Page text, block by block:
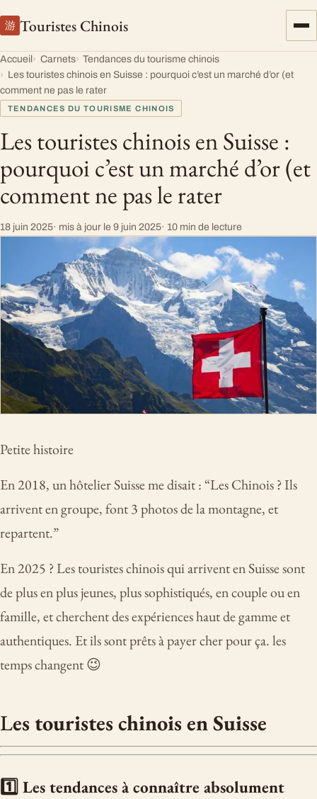
游 Touristes Chinois
Accueil Carnets
Tendances du tourisme chinois
Les touristes chinois en Suisse : pourquoi c’est un marché d’or (et
comment ne pas le rater
TENDANCES DU TOURISME CHINOIS
Les touristes chinois en Suisse :
pourquoi c’est un marché d’or (et
comment ne pas le rater
18 juin 2025· mis à jour le 9 juin 2025· 10 min de lecture
Petite histoire
En 2018, un hôtelier Suisse me disait : “Les Chinois ? Ils
arrivent en groupe, font 3 photos de la montagne, et
repartent.”
En 2025 ? Les touristes chinois qui arrivent en Suisse sont
de plus en plus jeunes, plus sophistiqués, en couple ou en
famille, et cherchent des expériences haut de gamme et
authentiques. Et ils sont prêts à payer cher pour ça. les
temps changent 😉
Les touristes chinois en Suisse
1️⃣ Les tendances à connaître absolument